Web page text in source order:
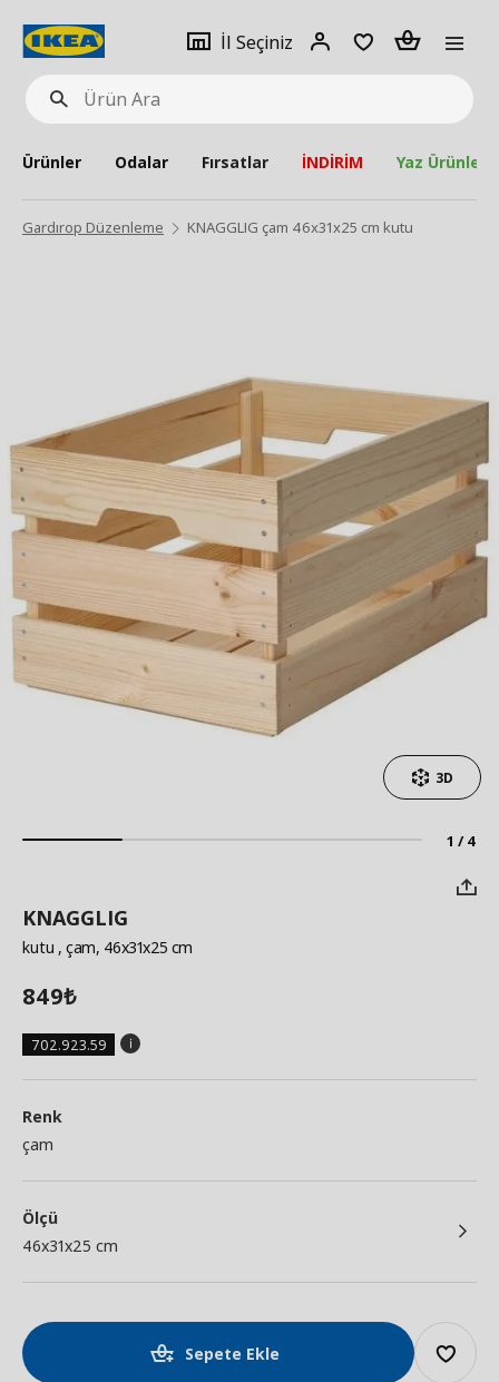
Ürün
Ara
İl Seçiniz
Giriş
Adet
Ürünler Odalar Fırsatlar İNDİRİM Yaz Ürünleri
Gardırop Düzenleme KNAGGLIG çam 46x31x25 cm kutu
1 / 4
3D
KNAGGLIG
kutu , çam, 46x31x25 cm
849₺
702.923.59
Renk
çam
Ölçü
46x31x25 cm
Sepete Ekle